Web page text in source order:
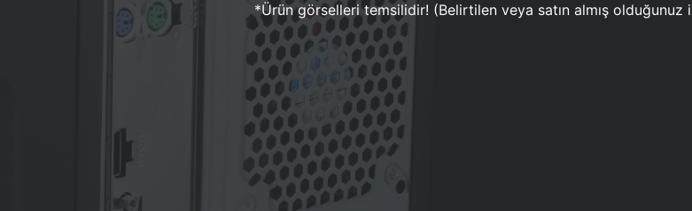
*Ürün görselleri temsilidir! (Belirtilen veya satın almış